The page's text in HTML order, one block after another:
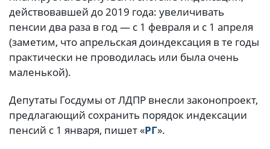
действовавшей до 2019 года: увеличивать
пенсии два раза в год — с 1 февраля и с 1 апреля
(заметим, что апрельская доиндексация в те годы
практически не проводилась или была очень
маленькой).
Депутаты Госдумы от ЛДПР внесли законопроект,
предлагающий сохранить порядок индексации
пенсий с 1 января, пишет «РГ».